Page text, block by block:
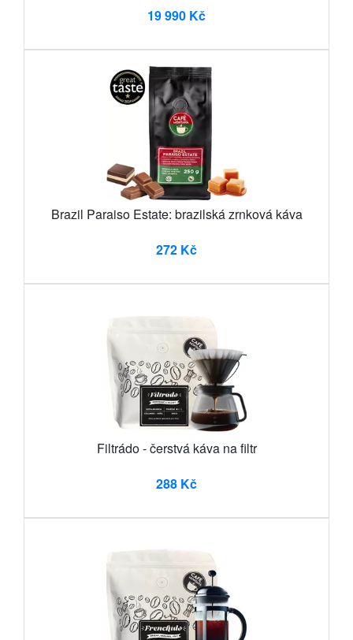
19 990 Kč
Brazil Paraiso Estate: brazilská zrnková káva
272 Kč
Filtrádo - čerstvá káva na filtr
288 Kč